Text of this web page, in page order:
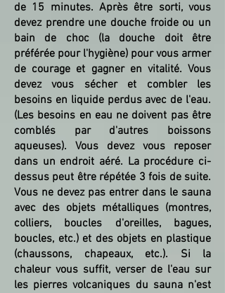
de 15 minutes. Après être sorti, vous
devez prendre une douche froide ou un
bain de choc (la douche doit être
préférée pour l'hygiène) pour vous armer
de courage et gagner en vitalité. Vous
devez vous sécher et combler les
besoins en liquide perdus avec de l'eau.
(Les besoins en eau ne doivent pas être
comblés par d'autres boissons
aqueuses). Vous devez vous reposer
dans un endroit aéré. La procédure ci-
dessus peut être répétée 3 fois de suite.
Vous ne devez pas entrer dans le sauna
avec des objets métalliques (montres,
colliers, boucles d'oreilles, bagues,
boucles, etc.) et des objets en plastique
(chaussons, chapeaux, etc.). Si la
chaleur vous suffit, verser de l'eau sur
les pierres volcaniques du sauna n'est